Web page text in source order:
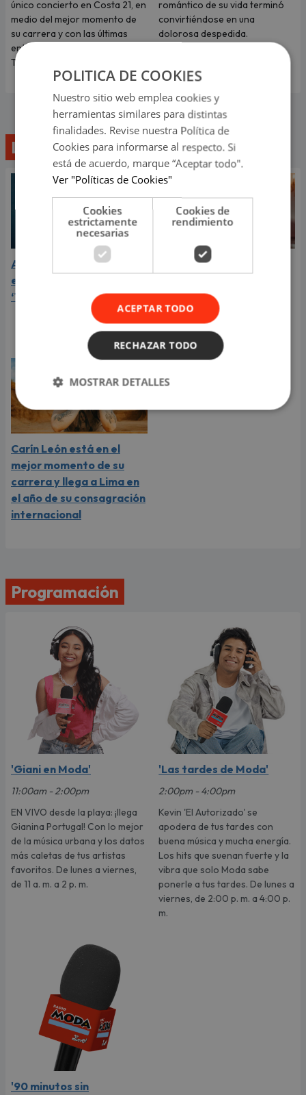
único concierto en Costa 21, en
medio del mejor momento de
su carrera y con las últimas
entradas disponibles en
Teleticket.
romántico de su vida terminó
convirtiéndose en una
dolorosa despedida.
Lo último
Aria Vega conquista con
el lanzamiento de
‘Tototo (+4)’
¿Greeicy está
segundo hijo? Mike Bahía
compartió revelador
video
Carín León está en el
mejor momento de su
carrera y llega a Lima en
el año de su consagración
internacional
Programación
'Giani en Moda'
11:00am - 2:00pm
EN VIVO desde la playa: ¡llega
Gianina Portugal! Con lo mejor
de la música urbana y los datos
más caletas de tus artistas
favoritos. De lunes a viernes,
de 11 a. m. a 2 p. m.
'Las tardes de Moda'
2:00pm - 4:00pm
Kevin 'El Autorizado' se
apodera de tus tardes con
buena música y mucha energía.
Los hits que suenan fuerte y la
vibra que solo Moda sabe
ponerle a tus tardes. De lunes a
viernes, de 2:00 p. m. a 4:00 p.
m.
'90 minutos sin
POLITICA DE COOKIES
Nuestro sitio web emplea cookies y
herramientas similares para distintas
finalidades. Revise nuestra Política de
Cookies para informarse al respecto. Si
está de acuerdo, marque “Aceptar todo".
Ver "Políticas de Cookies"
Cookies
estrictamente
necesarias
Cookies de
rendimiento
ACEPTAR TODO
RECHAZAR TODO
MOSTRAR DETALLES